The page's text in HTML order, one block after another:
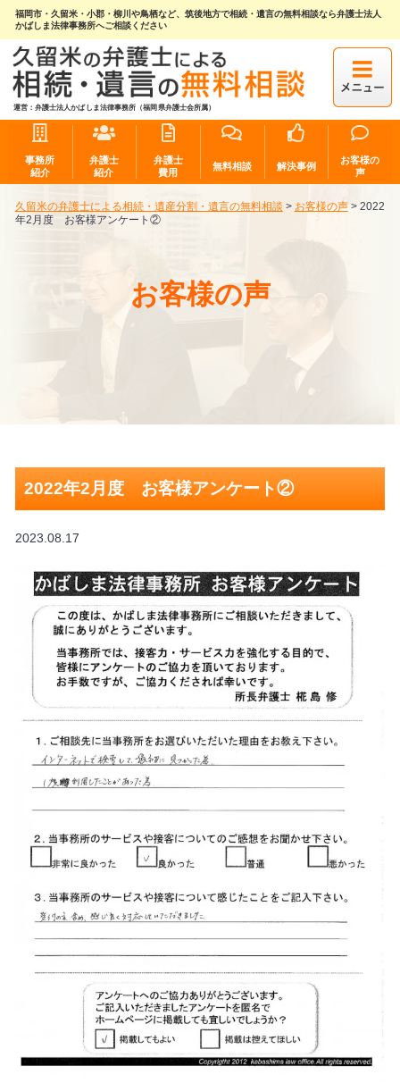
福岡市・久留米・小郡・柳川や鳥栖など、筑後地方で相続・遺言の無料相談なら弁護士法人
かばしま法律事務所へご相談ください
運営：弁護士法人かばしま法律事務所（福岡県弁護士会所属）
事務所
紹介
弁護士
紹介
弁護士
費用
無料相談 解決事例
お客様の
声
久留米の弁護士による相続・遺産分割・遺言の無料相談 > お客様の声> 2022
年2月度 お客様アンケート②
お客様の声
2022年2月度 お客様アンケート②
2023.08.17